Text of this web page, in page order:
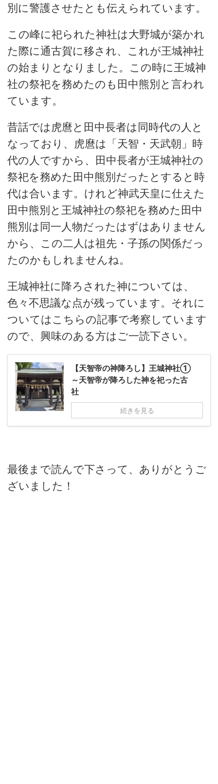
別に警護させたとも伝えられています。
この峰に祀られた神社は大野城が築かれ
た際に通古賀に移され、これが王城神社
の始まりとなりました。この時に王城神
社の祭祀を務めたのも田中熊別と言われ
ています。
昔話では虎麿と田中長者は同時代の人と
なっており、虎麿は「天智・天武朝」時
代の人ですから、田中長者が王城神社の
祭祀を務めた田中熊別だったとすると時
代は合います。けれど神武天皇に仕えた
田中熊別と王城神社の祭祀を務めた田中
熊別は同一人物だったはずはありません
から、この二人は祖先・子孫の関係だっ
たのかもしれませんね。
王城神社に降ろされた神については、
色々不思議な点が残っています。それに
ついてはこちらの記事で考察しています
ので、興味のある方はご一読下さい。
【天智帝の神降ろし】王城神社①
～天智帝が降ろした神を祀った古
社
続きを見る
最後まで読んで下さって、ありがとうご
ざいました！